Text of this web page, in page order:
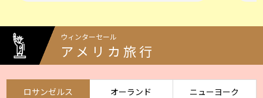
ウィンターセール
アメリカ旅行
ロサンゼルス オーランド ニューヨーク